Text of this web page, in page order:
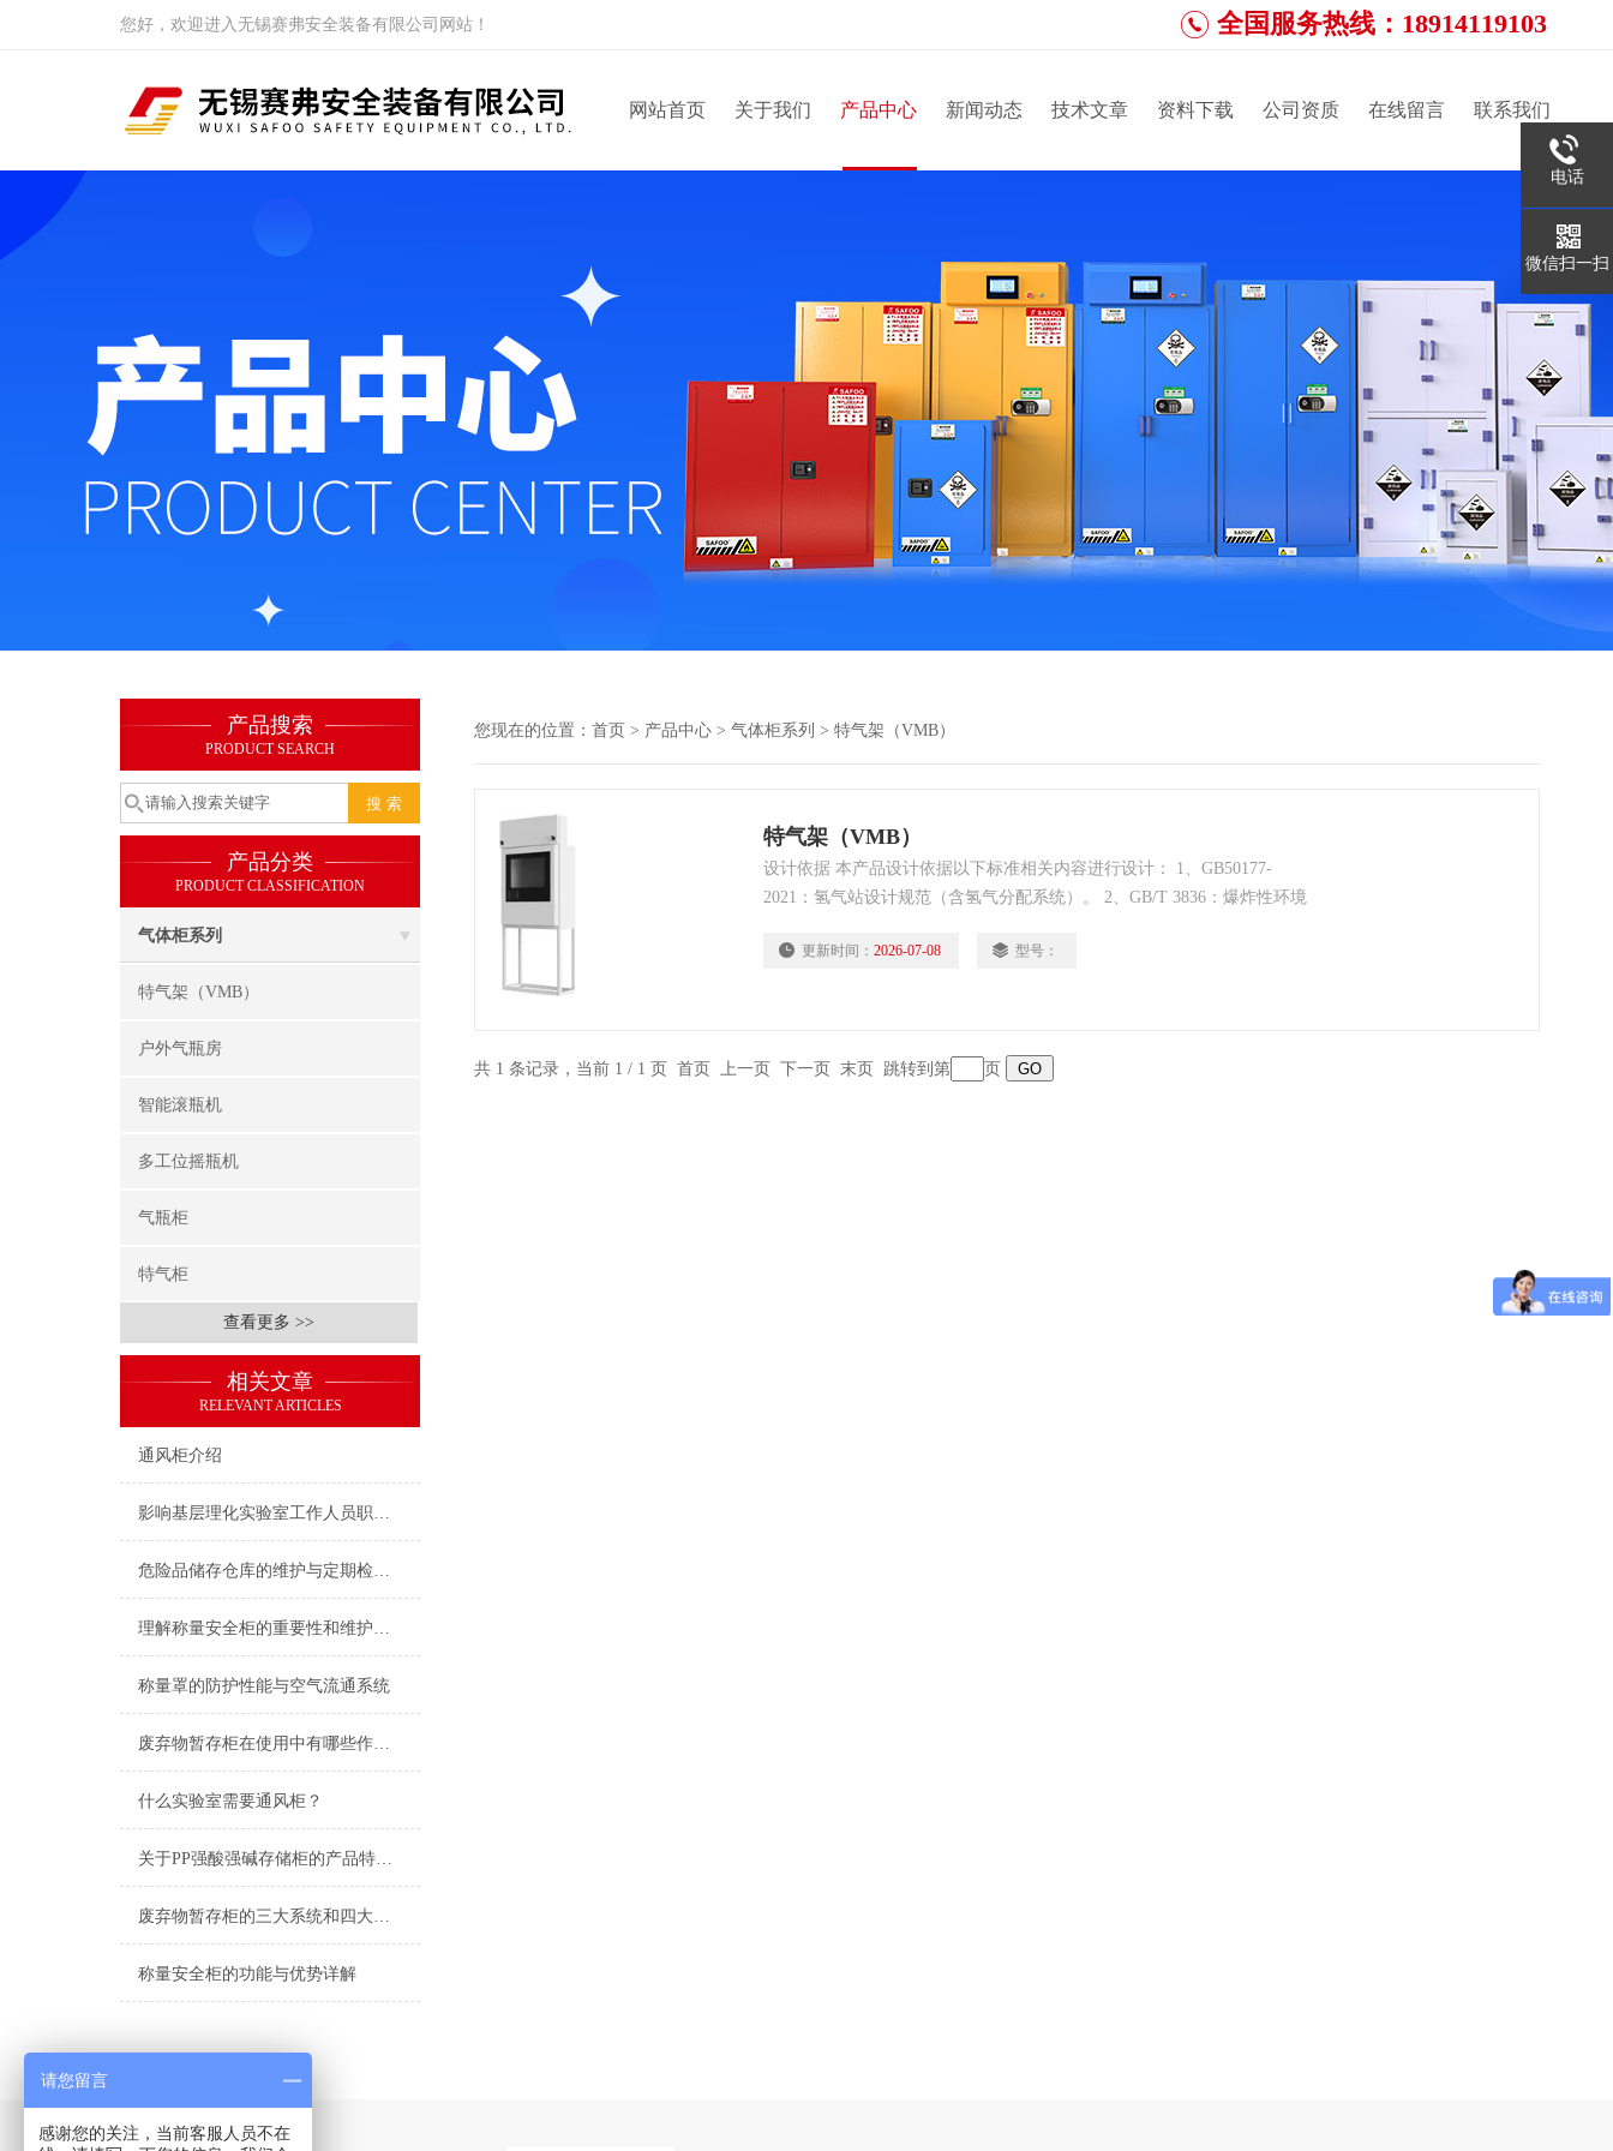
您好，欢迎进入无锡赛弗安全装备有限公司网站！ 全国服务热线：18914119103
网站首页 关于我们 产品中心 新闻动态 技术文章 资料下载 公司资质 在线留言 联系我们
产品搜索
PRODUCT SEARCH
产品分类
PRODUCT CLASSIFICATION
气体柜系列
特气架（VMB）
户外气瓶房
智能滚瓶机
多工位摇瓶机
气瓶柜
特气柜
查看更多 >>
相关文章
RELEVANT ARTICLES
通风柜介绍
影响基层理化实验室工作人员职业健康的因素分析
危险品储存仓库的维护与定期检查要点
理解称量安全柜的重要性和维护要点
称量罩的防护性能与空气流通系统
废弃物暂存柜在使用中有哪些作用？
什么实验室需要通风柜？
关于PP强酸强碱存储柜的产品特点和保养说明
废弃物暂存柜的三大系统和四大防护设计
称量安全柜的功能与优势详解
您现在的位置： 首页 > 产品中心 > 气体柜系列 > 特气架（VMB）
特气架（VMB）
设计依据 本产品设计依据以下标准相关内容进行设计： 1、GB50177-
2021：氢气站设计规范（含氢气分配系统）。 2、GB/T 3836：爆炸性环境
计规范（半导体行业专用）。 应用场景 工业特气架主要用于半导体、光
更新时间： 2026-07-08 型号：
共 1 条记录，当前 1 / 1 页 首页 上一页 下一页 末页 跳转到第 页
Contact Us
电话
微信扫一扫
请您留言
感谢您的关注，当前客服人员不在